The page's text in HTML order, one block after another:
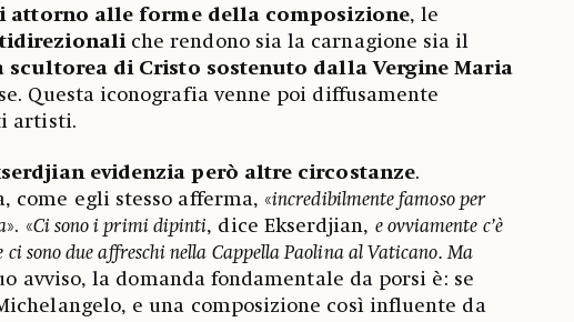
attorno alle forme della composizione, le
che rendono sia la carnagione sia il
scultorea di Cristo sostenuto dalla Vergine Maria
Questa iconografia venne poi diffusamente
artisti.
evidenzia però altre circostanze.
come egli stesso afferma, «incredibilmente famoso per
». «Ci sono i primi dipinti, dice Ekserdjian, e ovviamente c’è
ci sono due affreschi nella Cappella Paolina al Vaticano. Ma
avviso, la domanda fondamentale da porsi è: se
e una composizione così influente da